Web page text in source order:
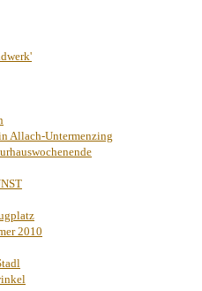
Allach-Untermenzing
2010